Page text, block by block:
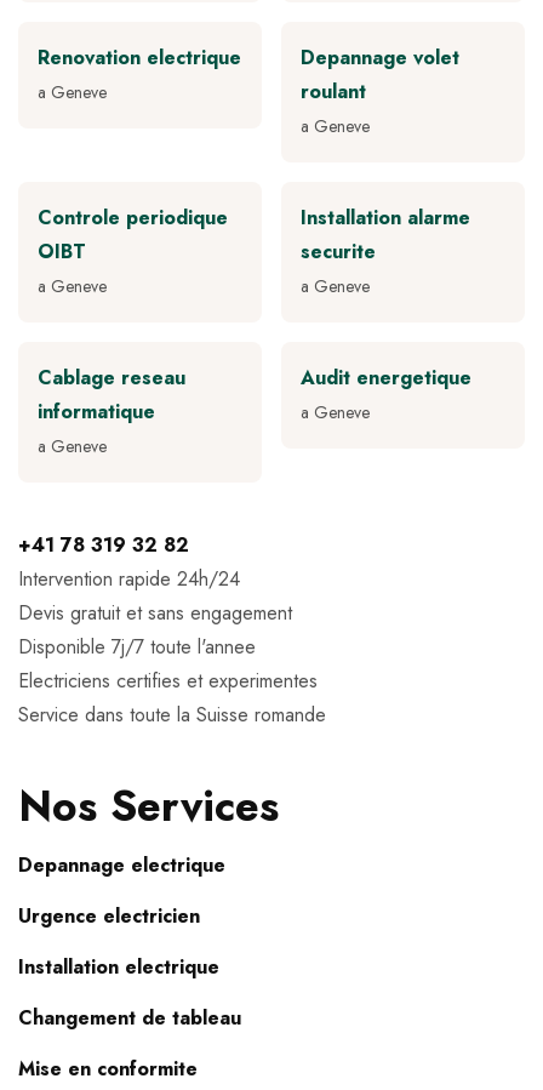
Renovation electrique
a Geneve
Depannage volet
roulant
a Geneve
Controle periodique
OIBT
a Geneve
Installation alarme
securite
a Geneve
Cablage reseau
informatique
a Geneve
Audit energetique
a Geneve
+41 78 319 32 82
Intervention rapide 24h/24
Devis gratuit et sans engagement
Disponible 7j/7 toute l'annee
Electriciens certifies et experimentes
Service dans toute la Suisse romande
Nos Services
Depannage electrique
Urgence electricien
Installation electrique
Changement de tableau
Mise en conformite